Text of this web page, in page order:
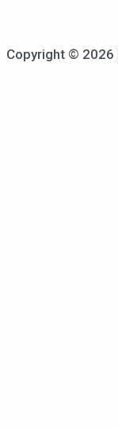
Copyright © 2026